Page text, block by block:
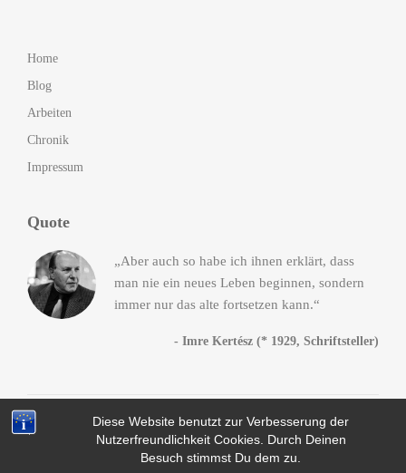
Diese Website benutzt zur Verbesserung der
Nutzerfreundlichkeit Cookies. Durch Deinen
Besuch stimmst Du dem zu.
Home
Blog
Arbeiten
Chronik
Impressum
Quote
„Aber auch so habe ich ihnen erklärt, dass
man nie ein neues Leben beginnen, sondern
immer nur das alte fortsetzen kann.“
- Imre Kertész (* 1929, Schriftsteller)
. All Rights Reserved, da Fuck!